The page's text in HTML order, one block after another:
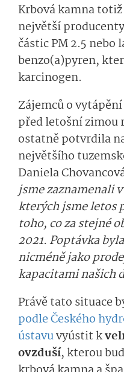
Krbová kamna
největší
částic PM 2.5 nebo
benzo(a)pyren,
karcinogen.
Zájemců o
před letošní zimou
ostatně potvrdila
největšího
Daniela
jsme zaznamenali
kterých jsme letos
toho, co za stejné
2021. Poptávka
nicméně jako
kapacitami našich
Právě tato situace
podle Českého
ústavuvyústit k
ovzduší, kterou